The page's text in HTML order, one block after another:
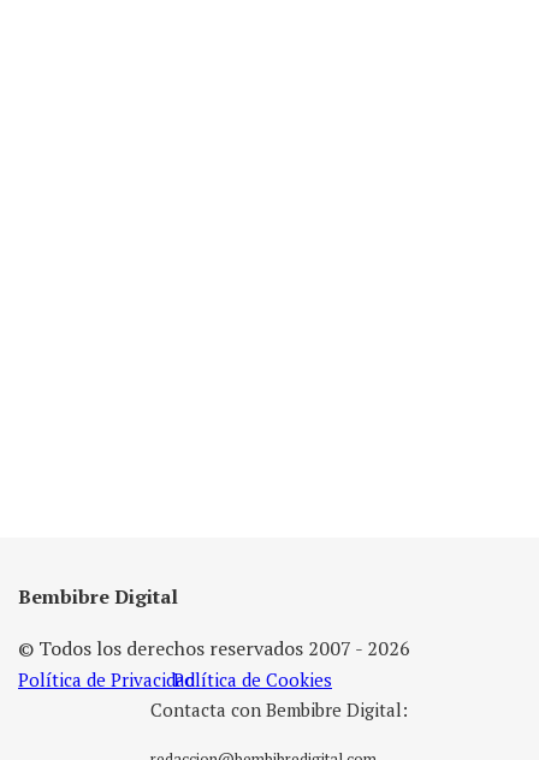
Bembibre Digital
© Todos los derechos reservados 2007 - 2026
Política de PrivacidadPolítica de Cookies
Contacta con Bembibre Digital: